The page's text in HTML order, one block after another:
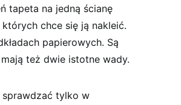
tapeta na jedną ścianę
chce się ją nakleić.
papierowych. Są
też dwie istotne wady.
tylko w